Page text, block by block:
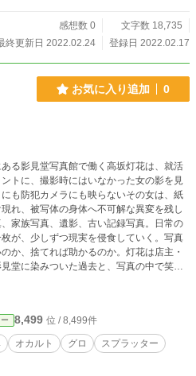
感想数 0
文字数 18,735
終更新日 2022.02.24
登録日 2022.02.17
お気に入り追加 0
る影見堂写真館で働く高坂灯花は、就活
トに、撮影時にはいなかった女の影を見
も防犯カメラにも映らないその女は、紙
れ、被写体の身体へ不可解な異変を残し
家族写真、遺影、古い記録写真。日常の
が、少しずつ現実を侵食していく。写真
か、捨てれば助かるのか。灯花は店主・
堂に染みついた過去と、写真の中で笑う
いく。
8,499 位 / 8,499件
オカルト グロ
スプラッター